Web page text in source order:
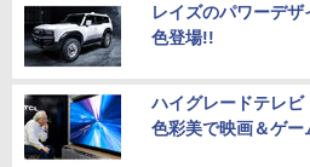
レイズのパワーデ
色登場!!
ハイグレードテレ
色彩美で映画＆ゲー